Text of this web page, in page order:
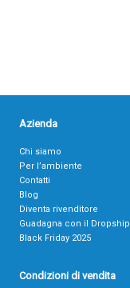
Azienda
Chi siamo
Per l’ambiente
Contatti
Blog
Diventa rivenditore
Guadagna con il Dropship
Black Friday 2025
Condizioni di vendita